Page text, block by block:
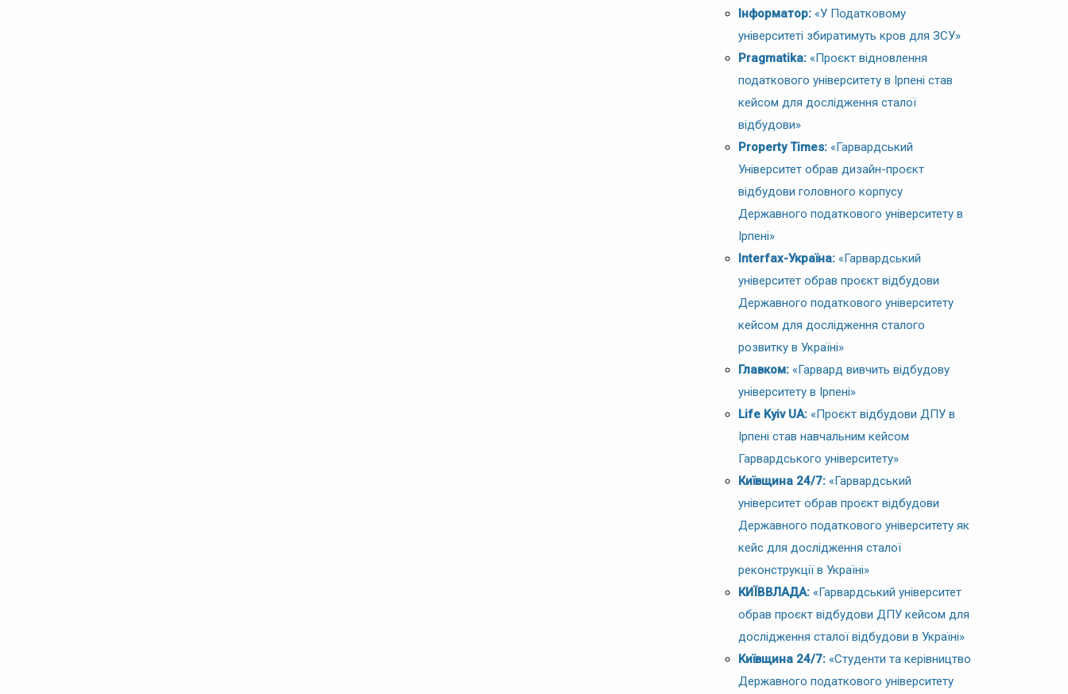
Інформатор: «У Податковому
університеті збиратимуть кров для ЗСУ»
Pragmatika: «Проєкт відновлення
податкового університету в Ірпені став
кейсом для дослідження сталої
відбудови»
Property Times: «Гарвардський
Університет обрав дизайн-проєкт
відбудови головного корпусу
Державного податкового університету в
Ірпені»
Interfax-Україна: «Гарвардський
університет обрав проєкт відбудови
Державного податкового університету
кейсом для дослідження сталого
розвитку в Україні»
Главком: «Гарвард вивчить відбудову
університету в Ірпені»
Life Kyiv UA: «Проєкт відбудови ДПУ в
Ірпені став навчальним кейсом
Гарвардського університету»
Київщина 24/7: «Гарвардський
університет обрав проєкт відбудови
Державного податкового університету як
кейс для дослідження сталої
реконструкції в Україні»
КИЇВВЛАДА: «Гарвардський університет
обрав проєкт відбудови ДПУ кейсом для
дослідження сталої відбудови в Україні»
Київщина 24/7: «Студенти та керівництво
Державного податкового університету